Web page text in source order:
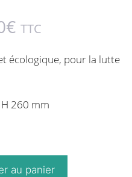
€ TTC
écologique, pour la lutte
260 mm
au panier